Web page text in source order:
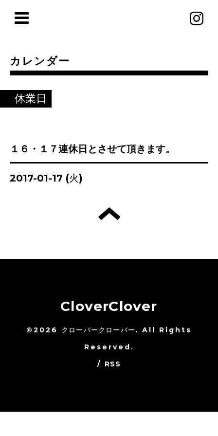
カレンダー
休業日
１６・１７連休日とさせて頂きます。
2017-01-17 (火)
CloverClover
©2026 クローバークローバー. All Rights
Reserved.
/ RSS